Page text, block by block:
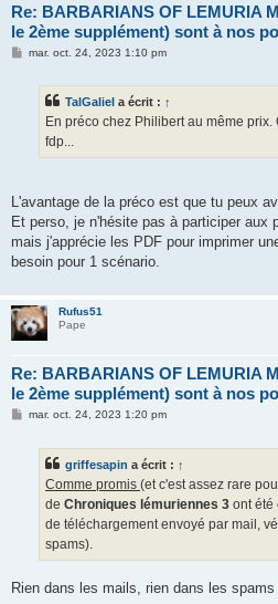
Re: BARBARIANS OF LEMURIA
le 2ème supplément) sont à nos
Mmar. oct. 24, 2023 1:10 pm
TalGaliel a écrit : ↑
En préco chez Philibert au même
fdp...
L'avantage de la préco est que tu peux
Et perso, je n'hésite pas à participer aux
mais j'apprécie les PDF pour imprimer
besoin pour 1 scénario.
Rufus51
Pape
Re: BARBARIANS OF LEMURIA
le 2ème supplément) sont à nos
Mmar. oct. 24, 2023 1:20 pm
griffesapin a écrit : ↑
Comme promis (et c'est assez rare
de Chroniques lémuriennes 3 ont été
de téléchargement envoyé par mail,
spams).
Rien dans les mails, rien dans les spams